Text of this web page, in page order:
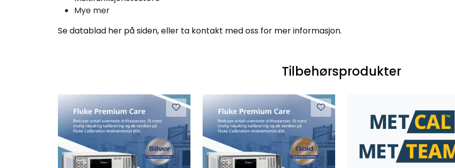
Mye mer
Se datablad her på siden, eller ta kontakt med oss for mer informasjon.
Tilbehørsprodukter